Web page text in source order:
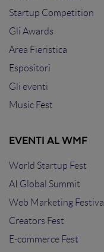
Startup Competition
Gli Awards
Area Fieristica
Espositori
Gli eventi
Music Fest
EVENTI AL WMF
World Startup Fest
AI Global Summit
Web Marketing Festival
Creators Fest
E-commerce Fest